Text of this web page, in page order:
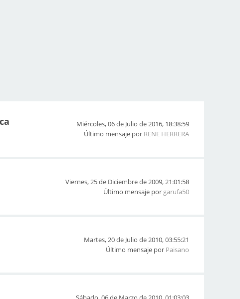
Miércoles, 06 de Julio de 2016, 18:38:59
Último mensaje por RENE HERRERA
Viernes, 25 de Diciembre de 2009, 21:01:58
Último mensaje por garufa50
Martes, 20 de Julio de 2010, 03:55:21
Último mensaje por Paisano